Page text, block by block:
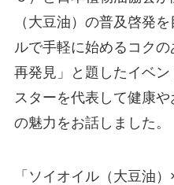
（大豆油）の普及啓発
ルで手軽に始めるコクの
再発見」と題したイベ
スターを代表して健康
の魅力をお話しました。
「ソイオイル（大豆油